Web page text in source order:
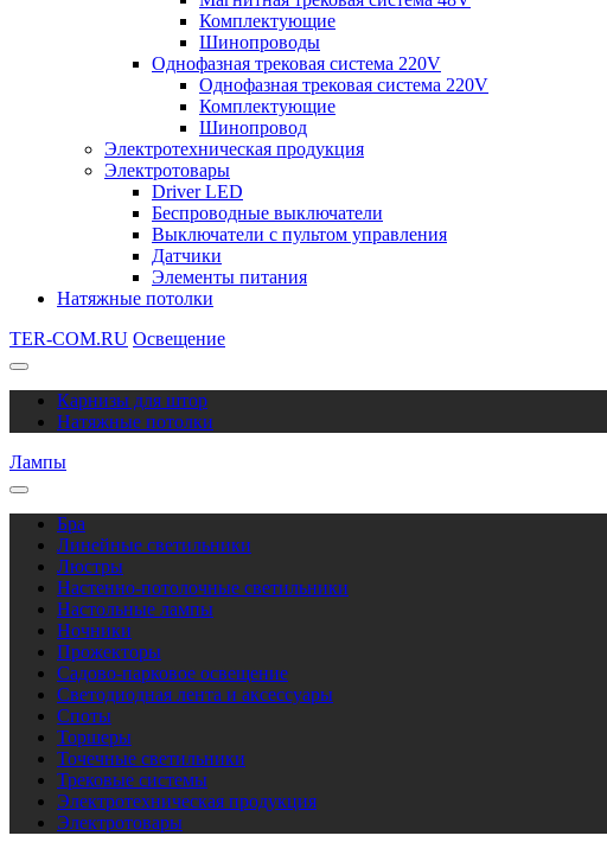
Комплектующие
Шинопроводы
Однофазная трековая система 220V
Однофазная трековая система 220V
Комплектующие
Шинопровод
Электротехническая продукция
Электротовары
Driver LED
Беспроводные выключатели
Выключатели с пультом управления
Датчики
Элементы питания
Натяжные потолки
TER-COM.RU Освещение
Карнизы для штор
Натяжные потолки
Лампы
Бра
Линейные светильники
Люстры
Настенно-потолочные светильники
Настольные лампы
Ночники
Прожекторы
Садово-парковое освещение
Светодиодная лента и аксессуары
Споты
Торшеры
Точечные светильники
Трековые системы
Электротехническая продукция
Электротовары